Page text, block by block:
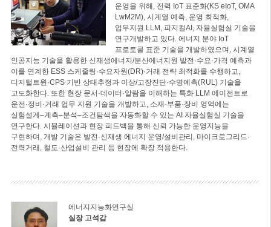
운영을 위해, 전력 IoT 표준화(KS eIoT, OMA
LwM2M), 시계열 예측, 운영 최적화,
업무지원 LLM, 피지컬AI, 자율실험실 기술을
연구개발하고 있다. 에너지 분야 IoT
프로토콜 표준 기술을 개발하였으며, 시계열
인공지능 기술을 활용한 신재생에너지/분산에너지원 발전·수요·가격 예측과
이를 연계한 ESS 스케줄링·수요자원(DR)·거래 전략 최적화를 수행하고,
디지털트윈·CPS 기반 상태추정과 이상/고장진단·수명예측(RUL) 기술을
고도화한다. 또한 현장 문서·데이터·알람을 이해하는 특화 LLM 에이전트로
운전·정비·거래 업무 지원 기술을 개발하고, 소재·부품·장비 영역에는
실험설계–계측–분석–조건탐색을 자동화할 수 있는 AI 자율실험실 기술을
연구한다. 시뮬레이션과 현장 피드백을 통해 신뢰 가능한 운영지능을
구현하며, 개발 기술은 발전·신재생 에너지 운영/설비관리, 마이크로그리드·
전력거래, 철도·산업설비 관리 등 현장에 확장 적용한다.
에너지지능화연구실
실장 고석갑